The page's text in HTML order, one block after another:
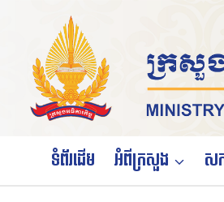
content
ទំព័រដើម អំពីក្រសួង ស